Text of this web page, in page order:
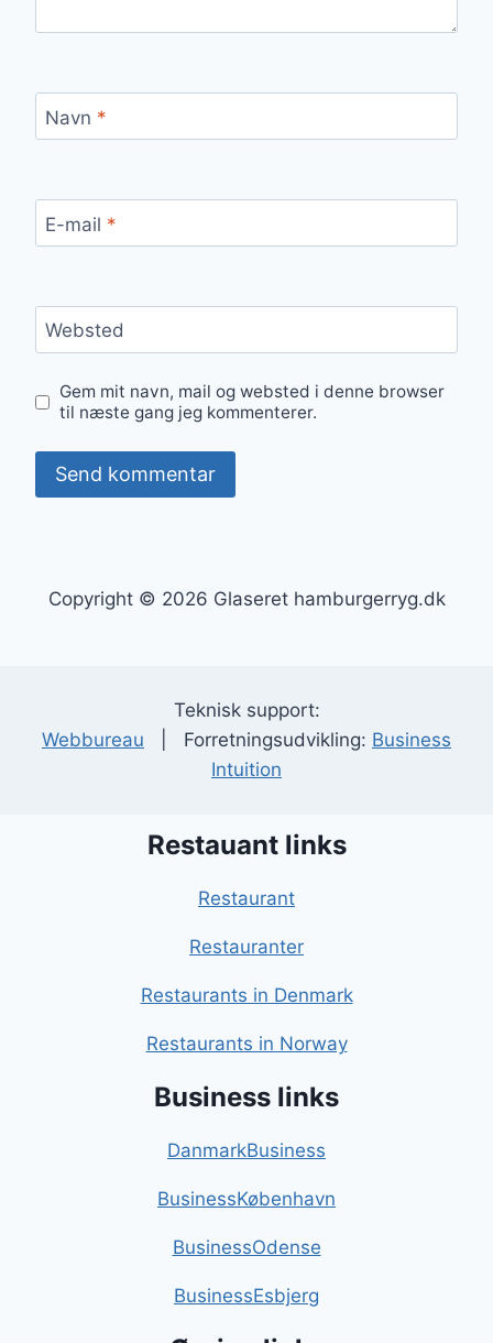
Navn *
E-mail *
Websted
Gem mit navn, mail og websted i denne browser
til næste gang jeg kommenterer.
Copyright © 2026 Glaseret hamburgerryg.dk
Teknisk support:
Webbureau | Forretningsudvikling: Business
Intuition
Restauant links
Restaurant
Restauranter
Restaurants in Denmark
Restaurants in Norway
Business links
DanmarkBusiness
BusinessKøbenhavn
BusinessOdense
BusinessEsbjerg